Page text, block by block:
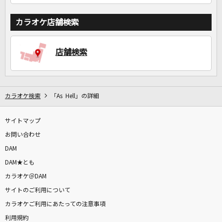
カラオケ店舗検索
店舗検索
カラオケ検索 「As Hell」の詳細
サイトマップ
お問い合わせ
DAM
DAM★とも
カラオケ＠DAM
サイトのご利用について
カラオケご利用にあたっての注意事項
利用規約